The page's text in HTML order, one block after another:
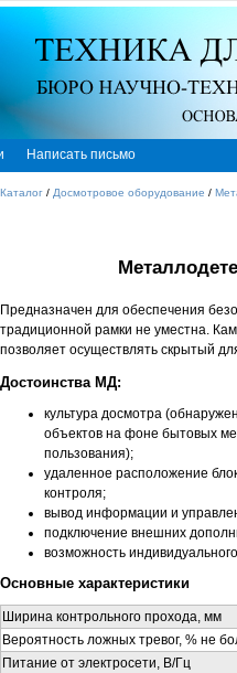
Написать письмо
Каталог / Досмотровое оборудование /
Предназначен для обеспечения
традиционной рамки не уместна.
позволяет осуществлять скрытый
Достоинства МД:
культура досмотра
объектов на фоне бытовых
пользования);
удаленное расположение
контроля;
вывод информации и
подключение внешних
возможность
Основные характеристики
Ширина контрольного прохода, мм
Вероятность ложных тревог, % не
Питание от электросети, В/Гц